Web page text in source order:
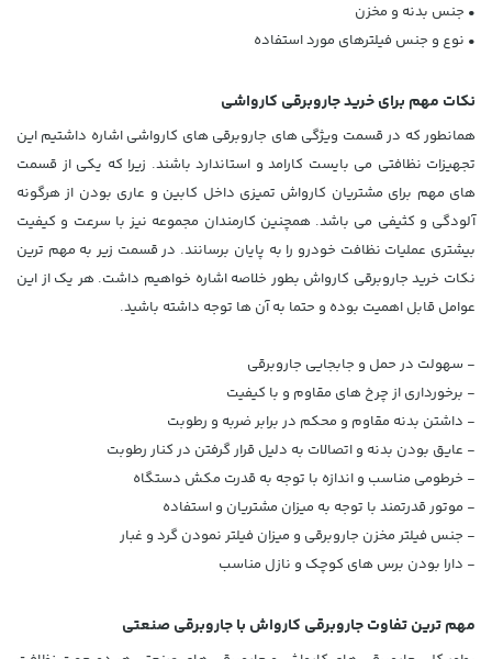
• جنس بدنه و مخزن
• نوع و جنس فیلترهای مورد استفاده
نکات مهم برای خرید جاروبرقی کارواشی
همانطور که در قسمت ویژگی های جاروبرقی های کارواشی اشاره داشتیم این
تجهیزات نظافتی می بایست کارامد و استاندارد باشند. زیرا که یکی از قسمت
های مهم برای مشتریان کارواش تمیزی داخل کابین و عاری بودن از هرگونه
آلودگی و کثیفی می باشد. همچنین کارمندان مجموعه نیز با سرعت و کیفیت
بیشتری عملیات نظافت خودرو را به پایان برسانند. در قسمت زیر به مهم ترین
نکات خرید جاروبرقی کارواش بطور خلاصه اشاره خواهیم داشت. هر یک از این
عوامل قابل اهمیت بوده و حتما به آن ها توجه داشته باشید.
- سهولت در حمل و جابجایی جاروبرقی
- برخورداری از چرخ های مقاوم و با کیفیت
- داشتن بدنه مقاوم و محکم در برابر ضربه و رطوبت
- عایق بودن بدنه و اتصالات به دلیل قرار گرفتن در کنار رطوبت
- خرطومی مناسب و اندازه با توجه به قدرت مکش دستگاه
- موتور قدرتمند با توجه به میزان مشتریان و استفاده
- جنس فیلتر مخزن جاروبرقی و میزان فیلتر نمودن گرد و غبار
- دارا بودن برس های کوچک و نازل مناسب
مهم ترین تفاوت جاروبرقی کارواش با جاروبرقی صنعتی